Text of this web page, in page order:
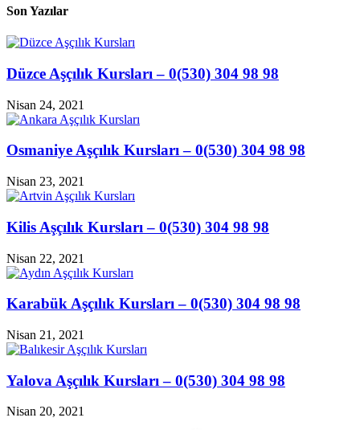
Son Yazılar
Düzce Aşçılık Kursları – 0(530) 304 98 98
Nisan 24, 2021
Osmaniye Aşçılık Kursları – 0(530) 304 98 98
Nisan 23, 2021
Kilis Aşçılık Kursları – 0(530) 304 98 98
Nisan 22, 2021
Karabük Aşçılık Kursları – 0(530) 304 98 98
Nisan 21, 2021
Yalova Aşçılık Kursları – 0(530) 304 98 98
Nisan 20, 2021